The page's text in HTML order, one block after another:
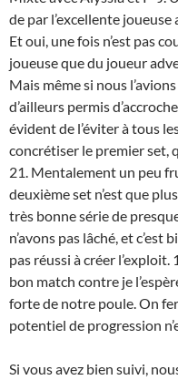
de par l’excellente joueuse
Et oui, une fois n’est pas
joueuse que du joueur
Mais même si nous
d’ailleurs permis
évident de l’éviter à tous
concrétiser le premier set,
21. Mentalement un peu
deuxième set n’est que
très bonne série de
n’avons pas lâché, et
pas réussi à créer l’exploit.
bon match contre je
forte de notre poule. On
potentiel de progression
Si vous avez bien suivi,